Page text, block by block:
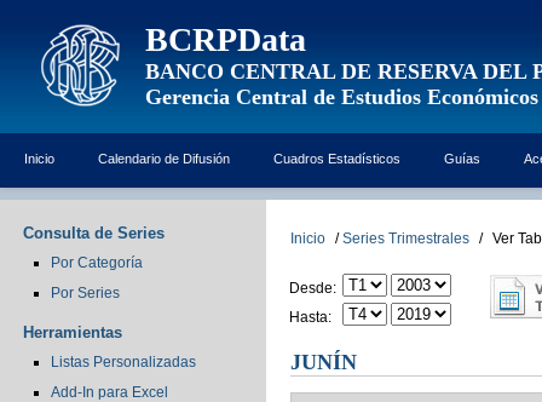
BCRPData
BANCO CENTRAL DE RESERVA DEL
Gerencia Central de Estudios Económicos
Inicio Calendario de Difusión Cuadros Estadísticos Guías
Consulta de Series
Por Categoría
Por Series
Herramientas
Listas Personalizadas
Add-In para Excel
Inicio / Series Trimestrales / Ver
Desde:
Hasta:
JUNÍN